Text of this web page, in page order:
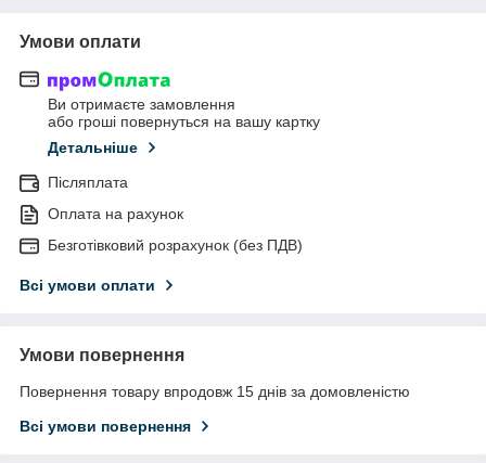
Умови оплати
Ви отримаєте замовлення
або гроші повернуться на вашу картку
Детальніше
Післяплата
Оплата на рахунок
Безготівковий розрахунок (без ПДВ)
Всі умови оплати
Умови повернення
Повернення товару впродовж 15 днів за домовленістю
Всі умови повернення